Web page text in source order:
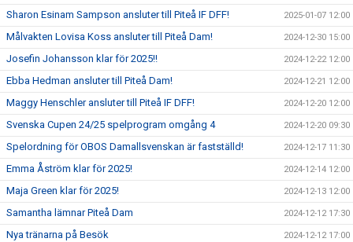
Sharon Esinam Sampson ansluter till Piteå IF DFF! 2025-01-07 12:00
Målvakten Lovisa Koss ansluter till Piteå Dam! 2024-12-30 15:00
Josefin Johansson klar för 2025!! 2024-12-22 12:00
Ebba Hedman ansluter till Piteå Dam! 2024-12-21 12:00
Maggy Henschler ansluter till Piteå IF DFF! 2024-12-20 12:00
Svenska Cupen 24/25 spelprogram omgång 4 2024-12-20 09:30
Spelordning för OBOS Damallsvenskan är fastställd! 2024-12-17 11:30
Emma Åström klar för 2025! 2024-12-14 12:00
Maja Green klar för 2025! 2024-12-13 12:00
Samantha lämnar Piteå Dam 2024-12-12 17:30
Nya tränarna på Besök 2024-12-12 17:00